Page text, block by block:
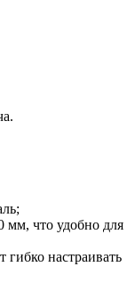
мм, что удобно для
настраивать